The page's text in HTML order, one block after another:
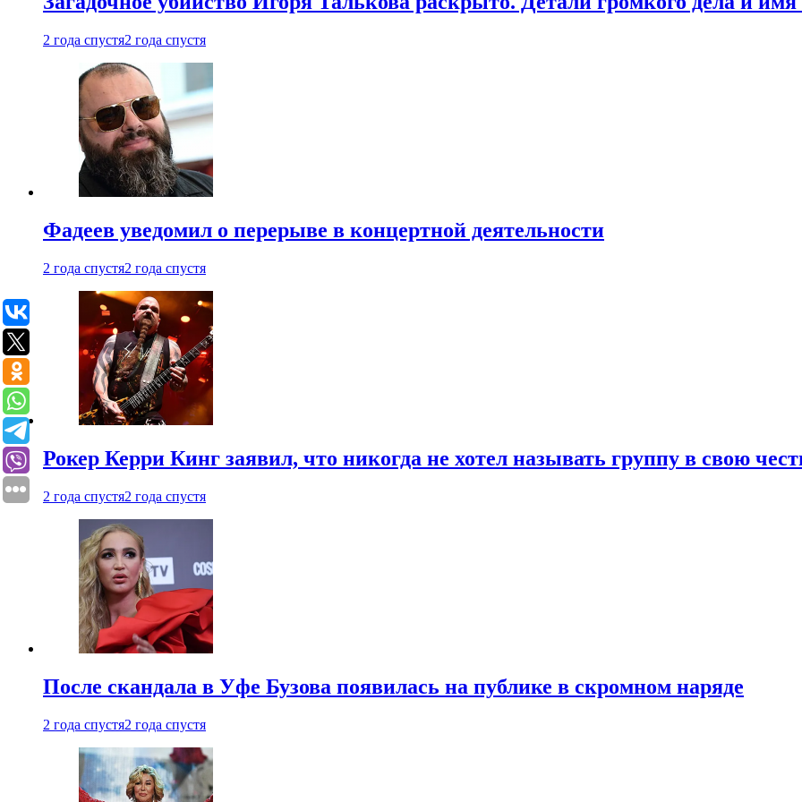
2 года спустя2 года спустя
Фадеев уведомил о перерыве в концертной деятельности
2 года спустя2 года спустя
Рокер Керри Кинг заявил, что никогда не хотел называть группу в свою
2 года спустя2 года спустя
После скандала в Уфе Бузова появилась на публике в скромном наряде
2 года спустя2 года спустя